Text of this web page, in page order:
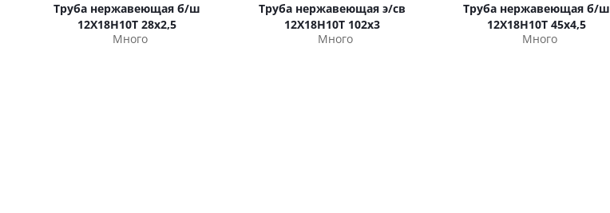
Труба нержавеющая б/ш
12Х18Н10Т 28х2,5
Много
Труба нержавеющая э/св
12Х18Н10Т 102х3
Много
Труба нержавеющая б/ш
12Х18Н10Т 45х4,5
Много